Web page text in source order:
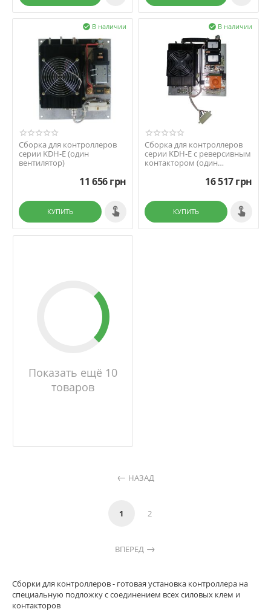
В наличии

Сборка для контроллеров
серии KDH-E (один
вентилятор)
11 656грн
КУПИТЬ
В наличии

Сборка для контроллеров
серии KDH-E c реверсивным
контактором (один
16 517грн
КУПИТЬ
Показать ещё 10
товаров
НАЗАД
1 2
ВПЕРЕД
Сборки для контроллеров - готовая установка контроллера на
специальную подложку с соединением всех силовых клем и
контакторов